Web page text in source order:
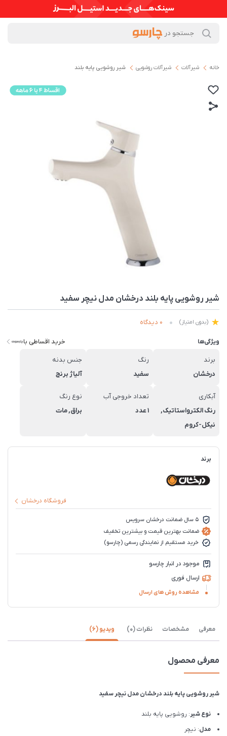
خانه شیرآلات شیرآلات روشویی شیر روشویی پایه بلند
شیر روشویی پایه بلند درخشان مدل نیچر سفید
(بدون امتیاز) 0 دیدگاه
ویژگی‌ها خرید اقساطی با
برند
درخشان
رنگ
سفید
جنس بدنه
آلیاژ برنج
آبکاری
رنگ الکترواستاتیک,
نیکل-کروم
تعداد خروجی آب
1 عدد
نوع رنگ
براق, مات
برند
فروشگاه درخشان
5 سال ضمانت درخشان سرویس
ضمانت بهترین قیمت و بیشترین تخفیف
خرید مستقیم از نمایندگی رسمی (چارسو)
موجود در انبار چارسو
ارسال فوری
مشاهده روش های ارسال
معرفی مشخصات نظرات (0) ویدیو (6)
معرفی محصول
شیر روشویی پایه بلند درخشان مدل نیچر سفید
نوع شیر: روشویی پایه بلند
مدل: نیچر